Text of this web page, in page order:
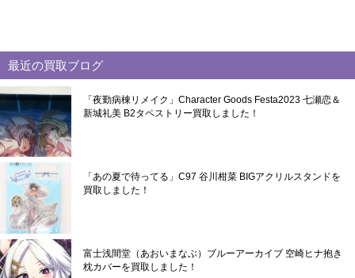
最近の買取ブログ
「夜勤病棟リメイク」Character Goods Festa2023 七瀬恋＆
新城礼美 B2タペストリー買取しました！
「あの夏で待ってる」C97 谷川柑菜 BIGアクリルスタンドを
買取しました！
富士浅間堂（あおいまなぶ）ブルーアーカイブ 空崎ヒナ抱き
枕カバーを買取しました！